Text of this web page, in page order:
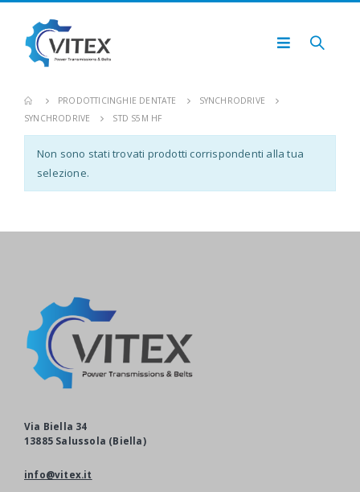
PRODOTTI CINGHIE DENTATE
SYNCHRODRIVE
SYNCHRODRIVE
STD S5M HF
Non sono stati trovati prodotti corrispondenti alla tua
selezione.
Via Biella 34
13885 Salussola (Biella)
info@vitex.it